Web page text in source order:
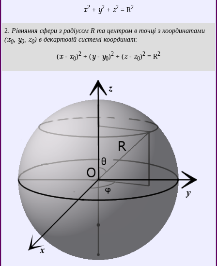
x2 + y2 + z2 = R2
2. Рівняння сфери з радіусом R та центром в точці з координатами
(x0 y0 z0) в декартовій системі координат:
(x- x0)2 + (y- y0)2 + (z- z0)2 = R2